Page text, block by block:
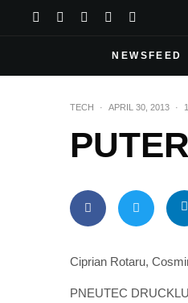
NEWSFEED
TECH · APRIL 30, 2013 ·
Ciprian Rotaru,
PNEUTEC